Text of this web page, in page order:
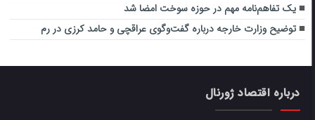
یک تفاهم‌نامه مهم در حوزه سوخت امضا شد
توضیح وزارت خارجه درباره گفت‌وگوی عراقچی و حامد کرزی در رم
درباره اقتصاد ژورنال